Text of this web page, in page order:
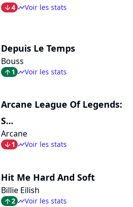
arrow_bot4 timelineVoir les stats
Depuis Le Temps
Bouss
arrow_top1 timelineVoir les stats
Arcane League Of Legends:
S...
Arcane
arrow_bot1 timelineVoir les stats
Hit Me Hard And Soft
Billie Eilish
arrow_top2 timelineVoir les stats